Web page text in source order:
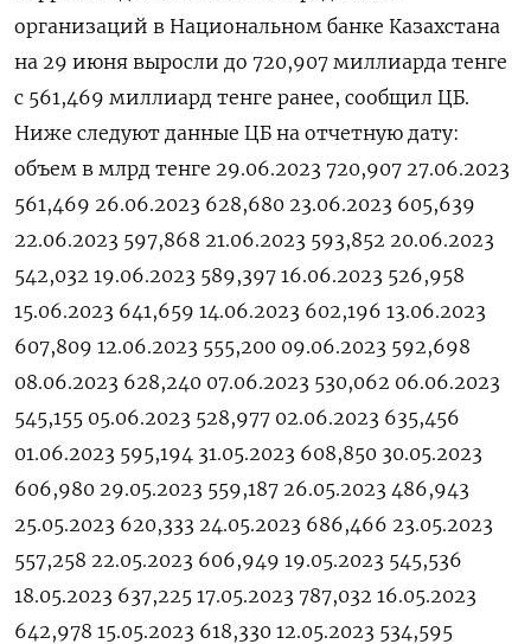
организаций в Национальном банке Казахстана
на 29 июня выросли до 720,907 миллиарда тенге
с 561,469 миллиард тенге ранее, сообщил ЦБ.
Ниже следуют данные ЦБ на отчетную дату:
объем в млрд тенге 29.06.2023 720,907 27.06.2023
561,469 26.06.2023 628,680 23.06.2023 605,639
22.06.2023 597,868 21.06.2023 593,852 20.06.2023
542,032 19.06.2023 589,397 16.06.2023 526,958
15.06.2023 641,659 14.06.2023 602,196 13.06.2023
607,809 12.06.2023 555,200 09.06.2023 592,698
08.06.2023 628,240 07.06.2023 530,062 06.06.2023
545,155 05.06.2023 528,977 02.06.2023 635,456
01.06.2023 595,194 31.05.2023 608,850 30.05.2023
606,980 29.05.2023 559,187 26.05.2023 486,943
25.05.2023 620,333 24.05.2023 686,466 23.05.2023
557,258 22.05.2023 606,949 19.05.2023 545,536
18.05.2023 637,225 17.05.2023 787,032 16.05.2023
642,978 15.05.2023 618,330 12.05.2023 534,595